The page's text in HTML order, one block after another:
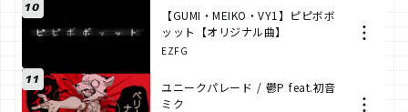
10
【GUMI・MEIKO・VY1】ピピボボ
ッット【オリジナル曲】
EZFG
11
ユニークパレード / 鬱P feat.初音
ミク